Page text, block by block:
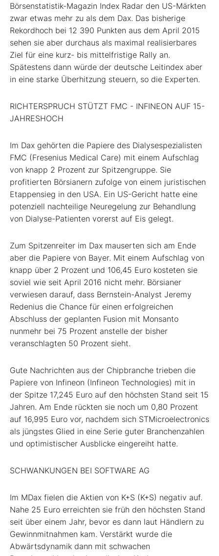
Börsenstatistik-Magazin Index Radar den US-Märkten
zwar etwas mehr zu als dem Dax. Das bisherige
Rekordhoch bei 12 390 Punkten aus dem April 2015
sehen sie aber durchaus als maximal realisierbares
Ziel für eine kurz- bis mittelfristige Rally an.
Spätestens dann würde der deutsche Leitindex aber
in eine starke Überhitzung steuern, so die Experten.
RICHTERSPRUCH STÜTZT FMC - INFINEON AUF 15-
JAHRESHOCH
Im Dax gehörten die Papiere des Dialysespezialisten
FMC (Fresenius Medical Care) mit einem Aufschlag
von knapp 2 Prozent zur Spitzengruppe. Sie
profitierten Börsianern zufolge von einem juristischen
Etappensieg in den USA. Ein US-Gericht hatte eine
potenziell nachteilige Neuregelung zur Behandlung
von Dialyse-Patienten vorerst auf Eis gelegt.
Zum Spitzenreiter im Dax mauserten sich am Ende
aber die Papiere von Bayer. Mit einem Aufschlag von
knapp über 2 Prozent und 106,45 Euro kosteten sie
soviel wie seit April 2016 nicht mehr. Börsianer
verwiesen darauf, dass Bernstein-Analyst Jeremy
Redenius die Chance für einen erfolgreichen
Abschluss der geplanten Fusion mit Monsanto
nunmehr bei 75 Prozent anstelle der bisher
veranschlagten 50 Prozent sieht.
Gute Nachrichten aus der Chipbranche trieben die
Papiere von Infineon (Infineon Technologies) mit in
der Spitze 17,245 Euro auf den höchsten Stand seit 15
Jahren. Am Ende rückten sie noch um 0,80 Prozent
auf 16,995 Euro vor, nachdem sich STMicroelectronics
als jüngstes Glied in eine Serie guter Branchenzahlen
und optimistischer Ausblicke eingereiht hatte.
SCHWANKUNGEN BEI SOFTWARE AG
Im MDax fielen die Aktien von K+S (K+S) negativ auf.
Nahe 25 Euro erreichten sie früh den höchsten Stand
seit über einem Jahr, bevor es dann laut Händlern zu
Gewinnmitnahmen kam. Verstärkt wurde die
Abwärtsdynamik dann mit schwachen